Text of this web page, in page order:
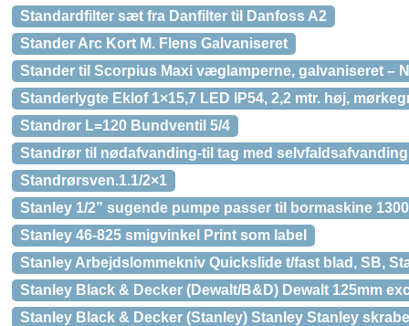
Standardfilter sæt fra Danfilter til Danfoss A2
Stander Arc Kort M. Flens Galvaniseret
Stander til Scorpius Maxi væglamperne, galvaniseret –
Standerlygte Eklof 1×15,7 LED IP54, 2,2 mtr. høj,
Standrør L=120 Bundventil 5/4
Standrør til nødafvanding-til tag med selvfaldsafvanding
Standrørsven.1.1/2×1
Stanley 1/2” sugende pumpe passer til bormaskine
Stanley 46-825 smigvinkel Print som label
Stanley Arbejdslommekniv Quickslide t/fast blad, SB,
Stanley Black & Decker (Dewalt/B&D) Dewalt 125mm
Stanley Black & Decker (Stanley) Stanley Stanley